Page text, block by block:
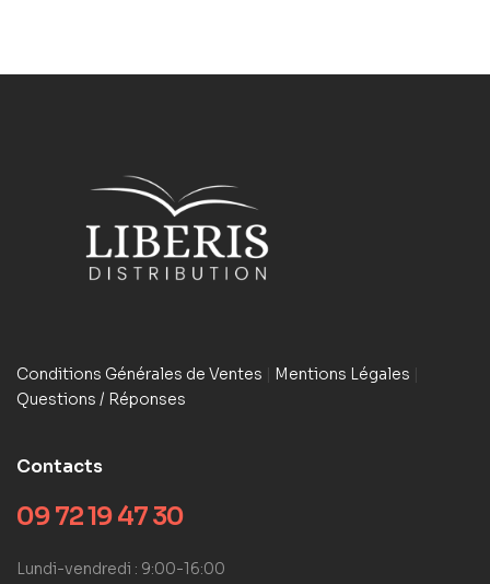
Conditions Générales de Ventes | Mentions Légales |
Questions / Réponses
Contacts
09 72 19 47 30
Lundi-vendredi : 9:00-16:00